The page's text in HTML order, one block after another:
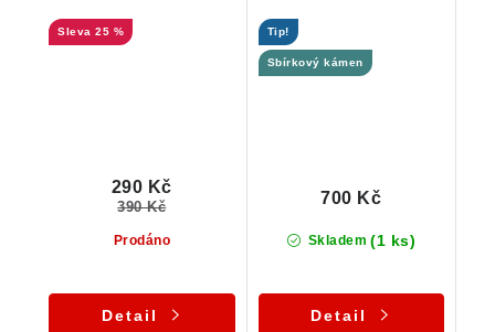
25 %
Prodáno
290 Kč
390 Kč
Detail
Tip!
Sbírkový kámen
Skladem (1 ks)
700 Kč
Detail